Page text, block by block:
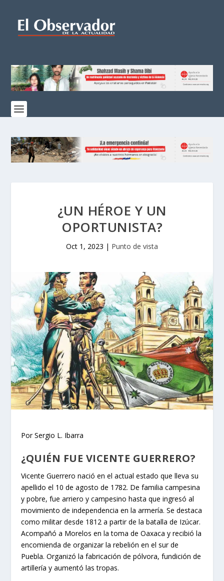
¿UN HÉROE Y UN
OPORTUNISTA?
Oct 1, 2023 | Punto de vista
Por Sergio L. Ibarra
¿QUIÉN FUE VICENTE GUERRERO?
Vicente Guerrero nació en el actual estado que lleva su
apellido el 10 de agosto de 1782. De familia campesina
y pobre, fue arriero y campesino hasta que ingresó al
movimiento de independencia en la armería. Se destaca
como militar desde 1812 a partir de la batalla de Izúcar.
Acompañó a Morelos en la toma de Oaxaca y recibió la
encomienda de organizar la rebelión en el sur de
Puebla. Organizó la fabricación de pólvora, fundición de
artillería y aumentó las tropas.